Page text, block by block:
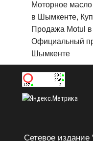
Моторное
в Шымкенте,
Продажа Motul
Официальный
Шымкенте
Сетевое издание